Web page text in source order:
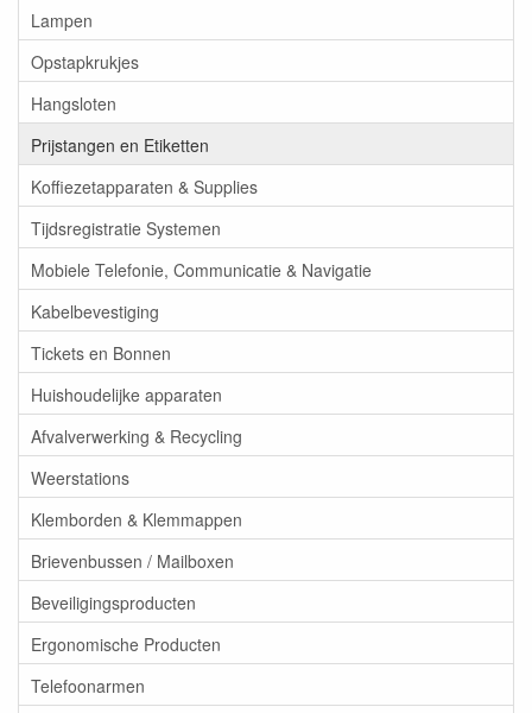
Lampen
Opstapkrukjes
Hangsloten
Prijstangen en Etiketten
Koffiezetapparaten & Supplies
Tijdsregistratie Systemen
Mobiele Telefonie, Communicatie & Navigatie
Kabelbevestiging
Tickets en Bonnen
Huishoudelijke apparaten
Afvalverwerking & Recycling
Weerstations
Klemborden & Klemmappen
Brievenbussen / Mailboxen
Beveiligingsproducten
Ergonomische Producten
Telefoonarmen